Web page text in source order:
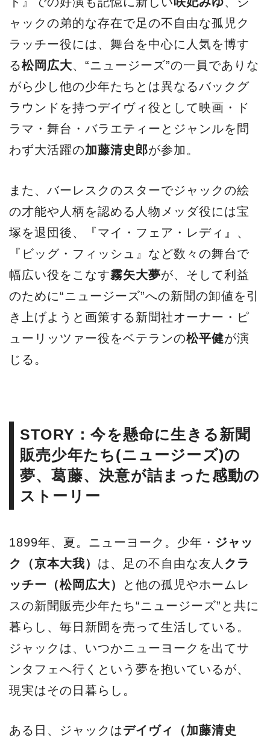
ャックの弟的な存在で足の不自由な孤児ク
ラッチー役には、舞台を中心に人気を博す
る松岡広大、“ニュージーズ”の一員でありな
がら少し他の少年たちとは異なるバックグ
ラウンドを持つデイヴィ役として映画・ド
ラマ・舞台・バラエティーとジャンルを問
わず大活躍の加藤清史郎が参加。
また、バーレスクのスターでジャックの絵
の才能や人柄を認める人物メッダ役には宝
塚を退団後、『マイ・フェア・レディ』、
『ビッグ・フィッシュ』など数々の舞台で
幅広い役をこなす霧矢大夢が、そして利益
のために“ニュージーズ”への新聞の卸値を引
き上げようと画策する新聞社オーナー・ピ
ューリッツァー役をベテランの松平健が演
じる。
STORY：今を懸命に生きる新聞
販売少年たち(ニュージーズ)の
夢、葛藤、決意が詰まった感動の
ストーリー
1899年、夏。ニューヨーク。少年・ ジャッ
ク（京本大我） は、足の不自由な友人 クラ
ッチー（松岡広大）
と他の孤児やホームレ
スの新聞販売少年たち“ニュージーズ”と共に
暮らし、毎日新聞を売って生活している。
ジャックは、いつかニューヨークを出てサ
ンタフェへ行くという夢を抱いているが、
現実はその日暮らし。
ある日、ジャックはデイヴィ（加藤清史